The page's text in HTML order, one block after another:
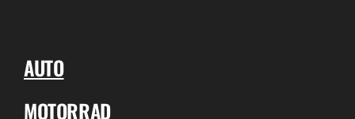
AUTO
MOTORRAD